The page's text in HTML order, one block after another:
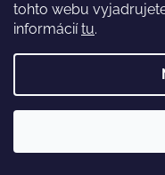
tohto webu
informáciítu.
nedostupná (na email